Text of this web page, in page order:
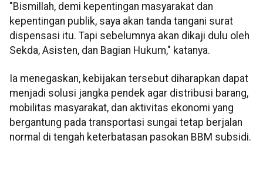
"Bismillah, demi kepentingan masyarakat dan
kepentingan publik, saya akan tanda tangani surat
dispensasi itu. Tapi sebelumnya akan dikaji dulu oleh
Sekda, Asisten, dan Bagian Hukum," katanya.
Ia menegaskan, kebijakan tersebut diharapkan dapat
menjadi solusi jangka pendek agar distribusi barang,
mobilitas masyarakat, dan aktivitas ekonomi yang
bergantung pada transportasi sungai tetap berjalan
normal di tengah keterbatasan pasokan BBM subsidi.